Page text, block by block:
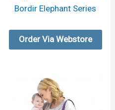
Bordir Elephant Series
Order Via Webstore